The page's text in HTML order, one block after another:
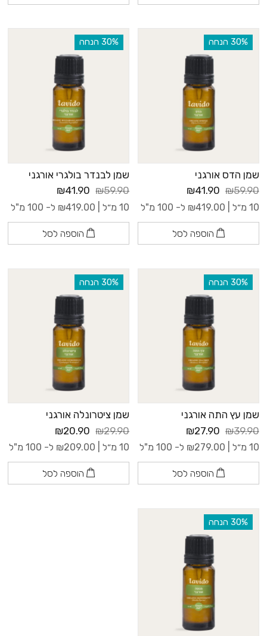
‫30% הנחה
שמן הדס אורגני
₪59.90
₪41.90
10 מ״ל | ₪419.00 ל- 100 מ"ל
הוספה לסל
‫30% הנחה
שמן לבנדר בולגרי אורגני
₪59.90
₪41.90
10 מ״ל | ₪419.00 ל- 100 מ"ל
הוספה לסל
‫30% הנחה
שמן עץ התה אורגני
₪39.90
₪27.90
10 מ״ל | ₪279.00 ל- 100 מ"ל
הוספה לסל
‫30% הנחה
שמן ציטרונלה אורגני
₪29.90
₪20.90
10 מ״ל | ₪209.00 ל- 100 מ"ל
הוספה לסל
‫30% הנחה